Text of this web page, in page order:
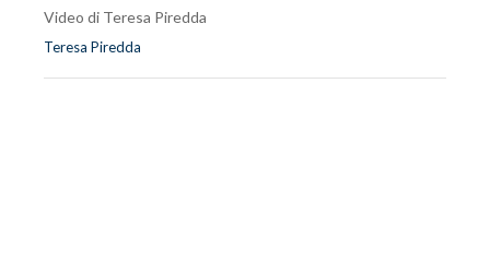
Video di Teresa Piredda
Teresa Piredda